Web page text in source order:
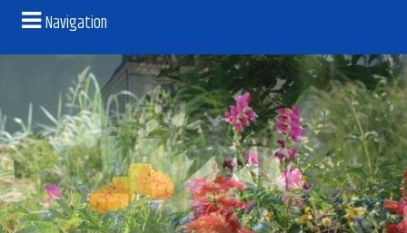
Navigation